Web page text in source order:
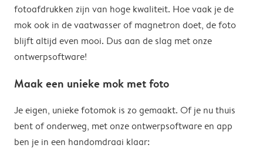
fotoafdrukken zijn van hoge kwaliteit. Hoe vaak je de
mok ook in de vaatwasser of magnetron doet, de foto
blijft altijd even mooi. Dus aan de slag met onze
ontwerpsoftware!
Maak een unieke mok met foto
Je eigen, unieke fotomok is zo gemaakt. Of je nu thuis
bent of onderweg, met onze ontwerpsoftware en app
ben je in een handomdraai klaar: